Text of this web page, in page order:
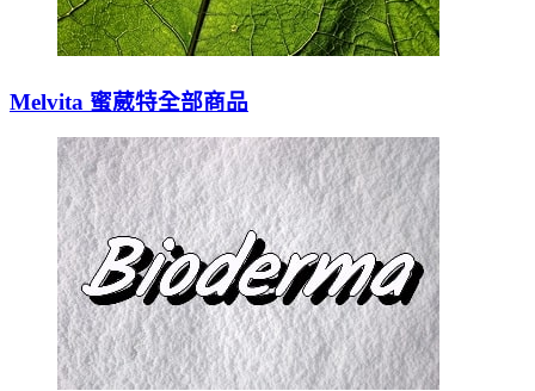
Melvita 蜜葳特全部商品